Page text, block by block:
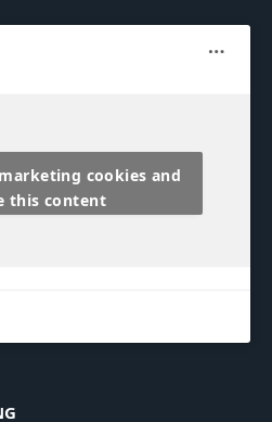
cookies and
this content